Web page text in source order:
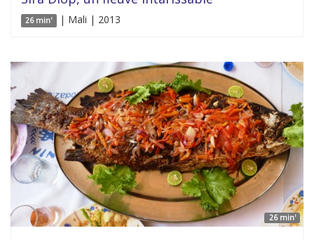
26 min' | Mali | 2013
26 min'